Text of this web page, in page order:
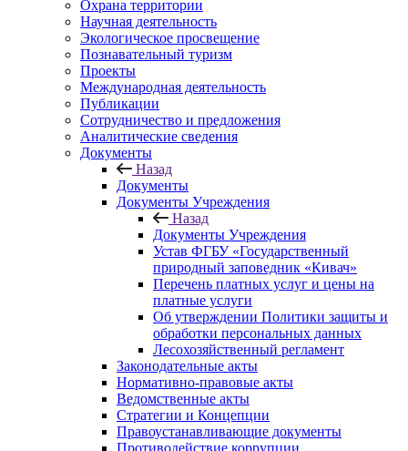
Охрана территории
Научная деятельность
Экологическое просвещение
Познавательный туризм
Проекты
Международная деятельность
Публикации
Сотрудничество и предложения
Аналитические сведения
Документы
Назад
Документы
Документы Учреждения
Назад
Документы Учреждения
Устав ФГБУ «Государственный
природный заповедник «Кивач»
Перечень платных услуг и цены на
платные услуги
Об утверждении Политики защиты и
обработки персональных данных
Лесохозяйственный регламент
Законодательные акты
Нормативно-правовые акты
Ведомственные акты
Стратегии и Концепции
Правоустанавливающие документы
Противодействие коррупции